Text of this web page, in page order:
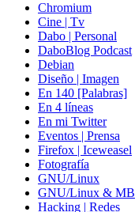
Chromium
Cine | Tv
Dabo | Personal
DaboBlog Podcast
Debian
Diseño | Imagen
En 140 [Palabras]
En 4 líneas
En mi Twitter
Eventos | Prensa
Firefox | Iceweasel
Fotografía
GNU/Linux
GNU/Linux & MB
Hacking | Redes